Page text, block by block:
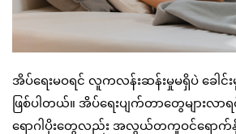
အိပ်ရေးမဝရင် လူကလန်းဆန်းမှုမရှိပဲ ခေါင်း
ဖြစ်ပါတယ်။ အိပ်ရေးပျက်တာတွေများလာ
ရောဂါပိုးတွေလည်း အလွယ်တကူဝင်ရောက်နို